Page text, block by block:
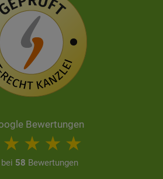
Bewertungen
bei 58 Bewertungen